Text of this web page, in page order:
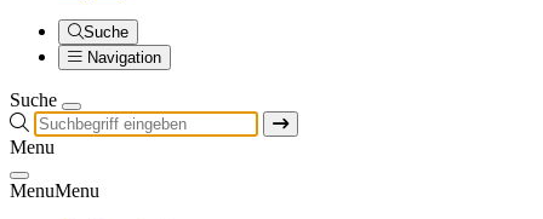
Suche
Navigation
Suche
Menu
MenuMenu